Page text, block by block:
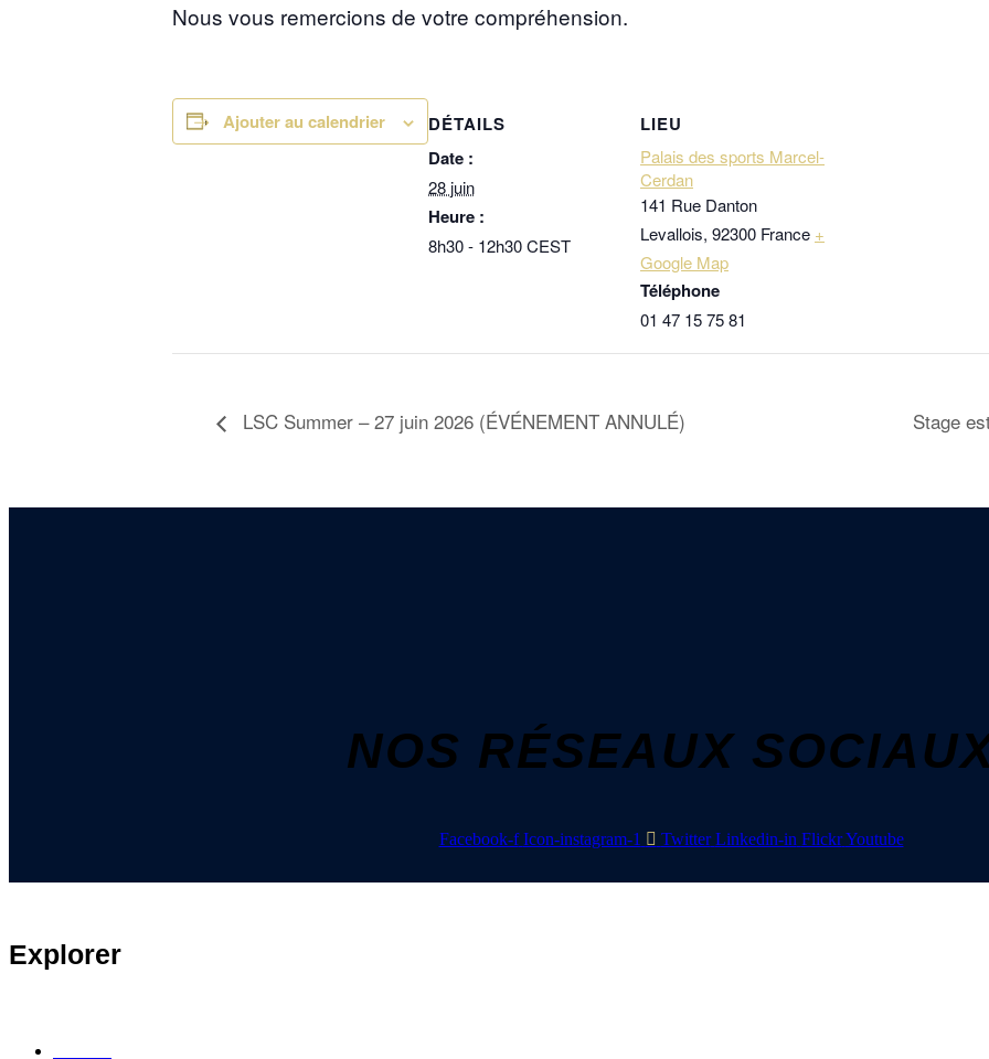
Nous vous remercions de votre compréhension.
Ajouter au calendrier
DÉTAILS
Date :
28 juin
Heure :
8h30 - 12h30CEST
LIEU
Palais des sports Marcel-
Cerdan
141 Rue Danton
Levallois, 92300 France +
Google Map
Téléphone
01 47 15 75 81
LSC Summer – 27 juin 2026 (ÉVÉNEMENT ANNULÉ) Stage
NOS RÉSEAUX
Facebook-f Icon-instagram-1 Twitter Linkedin-in Flickr Youtube
Explorer